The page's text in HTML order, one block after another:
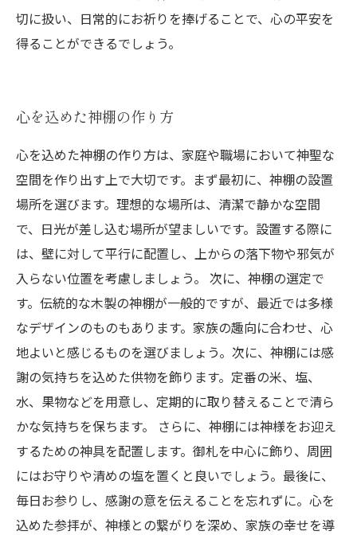
切に扱い、日常的にお祈りを捧げることで、心の平安を
得ることができるでしょう。
心を込めた神棚の作り方
心を込めた神棚の作り方は、家庭や職場において神聖な
空間を作り出す上で大切です。まず最初に、神棚の設置
場所を選びます。理想的な場所は、清潔で静かな空間
で、日光が差し込む場所が望ましいです。設置する際に
は、壁に対して平行に配置し、上からの落下物や邪気が
入らない位置を考慮しましょう。 次に、神棚の選定で
す。伝統的な木製の神棚が一般的ですが、最近では多様
なデザインのものもあります。家族の趣向に合わせ、心
地よいと感じるものを選びましょう。次に、神棚には感
謝の気持ちを込めた供物を飾ります。定番の米、塩、
水、果物などを用意し、定期的に取り替えることで清ら
かな気持ちを保ちます。 さらに、神棚には神様をお迎え
するための神具を配置します。御札を中心に飾り、周囲
にはお守りや清めの塩を置くと良いでしょう。最後に、
毎日お参りし、感謝の意を伝えることを忘れずに。心を
込めた参拝が、神様との繋がりを深め、家族の幸せを導